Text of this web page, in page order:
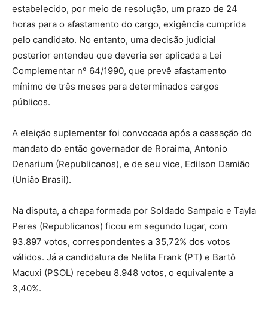
estabelecido, por meio de resolução, um prazo de 24
horas para o afastamento do cargo, exigência cumprida
pelo candidato. No entanto, uma decisão judicial
posterior entendeu que deveria ser aplicada a Lei
Complementar nº 64/1990, que prevê afastamento
mínimo de três meses para determinados cargos
públicos.
A eleição suplementar foi convocada após a cassação do
mandato do então governador de Roraima, Antonio
Denarium (Republicanos), e de seu vice, Edilson Damião
(União Brasil).
Na disputa, a chapa formada por Soldado Sampaio e Tayla
Peres (Republicanos) ficou em segundo lugar, com
93.897 votos, correspondentes a 35,72% dos votos
válidos. Já a candidatura de Nelita Frank (PT) e Bartô
Macuxi (PSOL) recebeu 8.948 votos, o equivalente a
3,40%.